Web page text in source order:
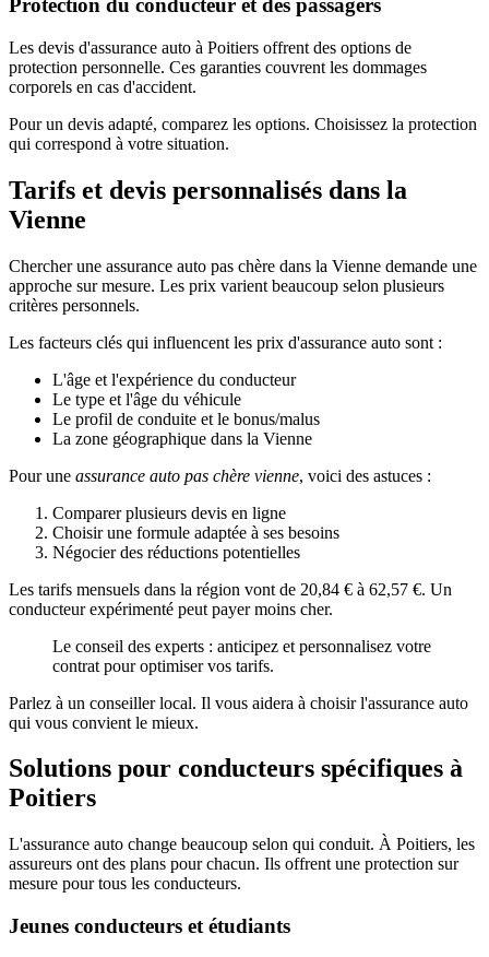
Protection du conducteur et des passagers
Les devis d'assurance auto à Poitiers offrent des options de
protection personnelle. Ces garanties couvrent les dommages
corporels en cas d'accident.
Pour un devis adapté, comparez les options. Choisissez la protection
qui correspond à votre situation.
Tarifs et devis personnalisés dans la
Vienne
Chercher une assurance auto pas chère dans la Vienne demande une
approche sur mesure. Les prix varient beaucoup selon plusieurs
critères personnels.
Les facteurs clés qui influencent les prix d'assurance auto sont :
L'âge et l'expérience du conducteur
Le type et l'âge du véhicule
Le profil de conduite et le bonus/malus
La zone géographique dans la Vienne
Pour une assurance auto pas chère vienne, voici des astuces :
Comparer plusieurs devis en ligne
Choisir une formule adaptée à ses besoins
Négocier des réductions potentielles
Les tarifs mensuels dans la région vont de 20,84 € à 62,57 €. Un
conducteur expérimenté peut payer moins cher.
Le conseil des experts : anticipez et personnalisez votre
contrat pour optimiser vos tarifs.
Parlez à un conseiller local. Il vous aidera à choisir l'assurance auto
qui vous convient le mieux.
Solutions pour conducteurs spécifiques à
Poitiers
L'assurance auto change beaucoup selon qui conduit. À Poitiers, les
assureurs ont des plans pour chacun. Ils offrent une protection sur
mesure pour tous les conducteurs.
Jeunes conducteurs et étudiants